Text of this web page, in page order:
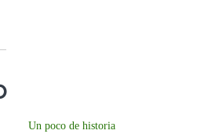
Un poco de historia